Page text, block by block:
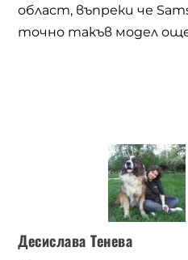
област, въпреки че
точно такъв модел
Десислава Тенева